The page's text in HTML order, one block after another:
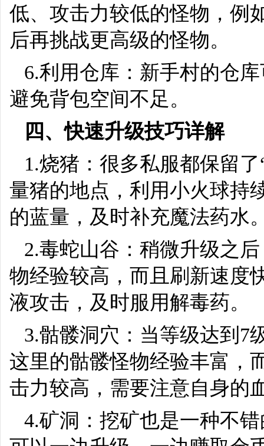
低、攻击力较低的怪物，例
后再挑战更高级的怪物。
6.利用仓库：新手村的仓
避免背包空间不足。
四、快速升级技巧详解
1.烧猪：很多私服都保留
量猪的地点，利用小火球持
的蓝量，及时补充魔法药水
2.毒蛇山谷：稍微升级之
物经验较高，而且刷新速度
液攻击，及时服用解毒药。
3.骷髅洞穴：当等级达到7
这里的骷髅怪物经验丰富，
击力较高，需要注意自身的
4.矿洞：挖矿也是一种不